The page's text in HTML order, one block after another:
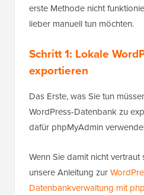
erste Methode nicht
lieber manuell tun möchten.
Schritt 1: Lokale
exportieren
Das Erste, was Sie tun
WordPress-Datenbank zu
dafür phpMyAdmin
Wenn Sie damit nicht vertraut
unsere Anleitung zur
Datenbankverwaltung mit